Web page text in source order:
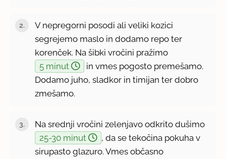
V nepregorni posodi ali veliki kozici
segrejemo maslo in dodamo repo ter
korenček. Na šibki vročini pražimo
5 minut
in vmes pogosto premešamo.
Dodamo juho, sladkor in timijan ter dobro
zmešamo.
Na srednji vročini zelenjavo odkrito dušimo
25-30 minut
, da se tekočina pokuha v
sirupasto glazuro. Vmes občasno